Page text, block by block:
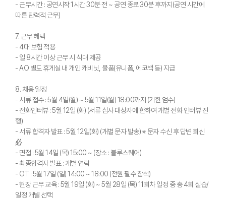
- 근무시간 : 공연시작 1시간 30분 전 ~ 공연 종료 30분 후까지(공연 시간에
따른 탄력적 근무)
7. 근무 혜택
- 4대 보험 적용
- 일 8시간 이상 근무 시 식대 제공
- AO 별도 휴게실 내 개인 캐비닛, 물품(유니폼, 에코백 등) 지급
8. 채용 일정
- 서류 접수 : 5월 4일(월) ~ 5월 11일(월) 18:00까지 (기한 엄수)
- 전화인터뷰 : 5월 12일 (화) (서류 심사 대상자에 한하여 개별 전화 인터뷰 진
행)
- 서류 합격자 발표 : 5월 12일(화) (개별 문자 발송) ※ 문자 수신 후 답변 회신
必
- 면접 : 5월 14일 (목) 15:00 ~ (장소 : 블루스퀘어)
- 최종합격자 발표 : 개별 연락
- OT : 5월 17일 (일) 14:00 ~ 18:00 (전원 필수 참석)
- 현장 근무 교육 : 5월 19일 (화) ~ 5월 28일 (목) 11회차 일정 중 총 4회 실습/
일정 개별 선택